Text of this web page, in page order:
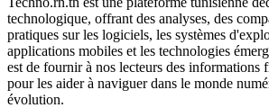
technologique, offrant des analyses, des
pratiques sur les logiciels, les systèmes
applications mobiles et les technologies
est de fournir à nos lecteurs des informations
pour les aider à naviguer dans le monde
évolution.